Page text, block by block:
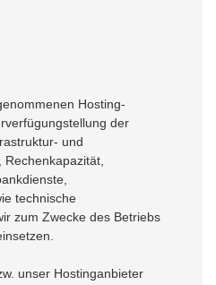
Hosting-
der
und
technische
zum Zwecke des Betriebs
unser Hostinganbieter